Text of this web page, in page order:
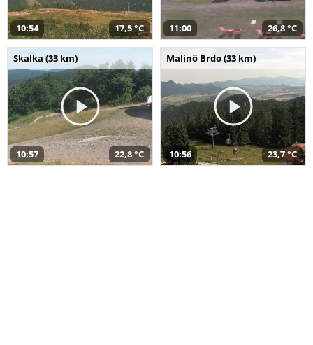
10:54 17,5 °C 11:00 26,8 °C
Skalka (33 km)
10:57 22,8 °C
Malinô Brdo (33 km)
10:56 23,7 °C